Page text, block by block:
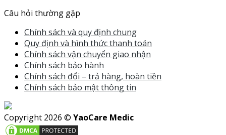
Câu hỏi thường gặp
Chính sách và quy định chung
Quy định và hình thức thanh toán
Chính sách vận chuyển giao nhận
Chính sách bảo hành
Chính sách đổi – trả hàng, hoàn tiền
Chính sách bảo mật thông tin
Copyright 2026 © YaoCare Medic